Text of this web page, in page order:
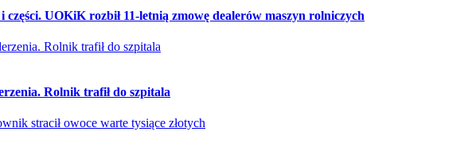
części. UOKiK rozbił 11-letnią zmowę dealerów maszyn rolniczych
Rolnik trafił do szpitala